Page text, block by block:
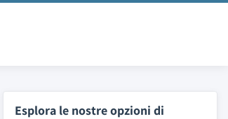
Esplora le nostre opzioni di